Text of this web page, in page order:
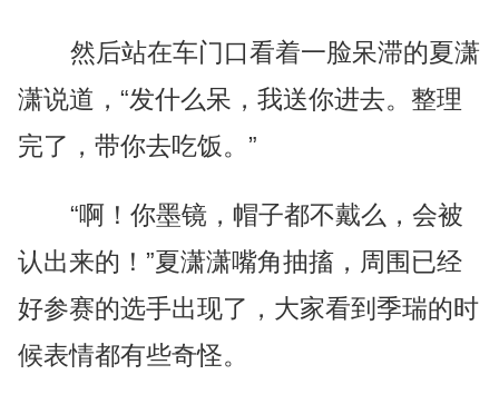
然后站在车门口看着一脸呆滞的夏潇
潇说道，“发什么呆，我送你进去。整理
完了，带你去吃饭。”
“啊！你墨镜，帽子都不戴么，会被
认出来的！”夏潇潇嘴角抽搐，周围已经
好参赛的选手出现了，大家看到季瑞的时
候表情都有些奇怪。